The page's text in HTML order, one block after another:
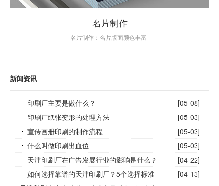
名片制作
名片制作：名片版面颜色丰富
新闻资讯
印刷厂主要是做什么？
[05-08]
印刷厂纸张变形的处理方法
[05-03]
宣传画册印刷的制作流程
[05-03]
什么叫做印刷出血位
[05-03]
天津印刷厂在广告发展行业的影响是什么？
[04-22]
如何选择靠谱的天津印刷厂？5个选择标准_
[04-13]